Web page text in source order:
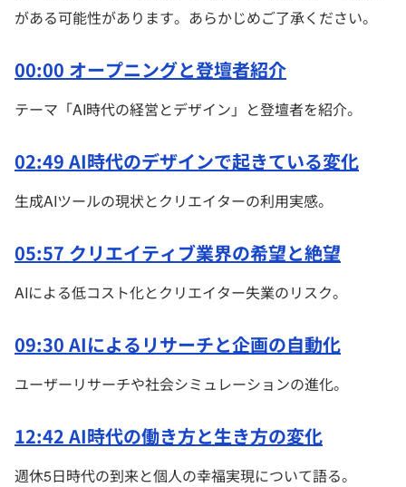
がある可能性があります。あらかじめご了承ください。
00:00 オープニングと登壇者紹介
テーマ「AI時代の経営とデザイン」と登壇者を紹介。
02:49 AI時代のデザインで起きている変化
生成AIツールの現状とクリエイターの利用実感。
05:57 クリエイティブ業界の希望と絶望
AIによる低コスト化とクリエイター失業のリスク。
09:30 AIによるリサーチと企画の自動化
ユーザーリサーチや社会シミュレーションの進化。
12:42 AI時代の働き方と生き方の変化
週休5日時代の到来と個人の幸福実現について語る。